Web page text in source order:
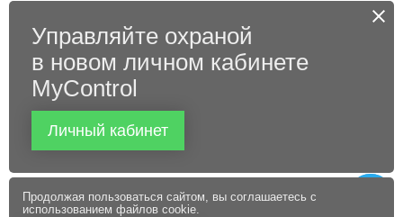
Управляйте охраной
в новом личном кабинете
MyControl
Личный кабинет
Продолжая пользоваться сайтом, вы соглашаетесь с
использованием файлов cookie.